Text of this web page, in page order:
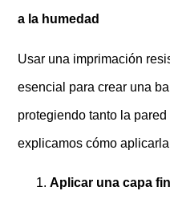
a la humedad
Usar una imprimación
esencial para crear una
protegiendo tanto la
explicamos cómo
Aplicar una capa